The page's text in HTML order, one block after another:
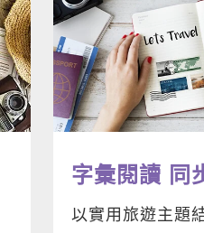
字彙閱讀 同
以實用旅遊主題